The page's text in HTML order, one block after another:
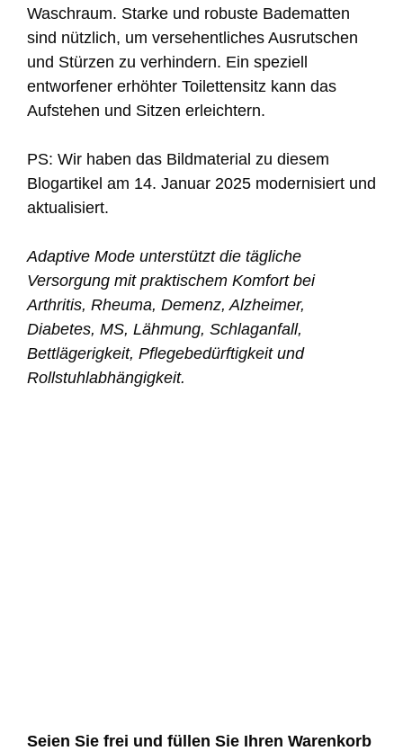
Waschraum. Starke und robuste Badematten
sind nützlich, um versehentliches Ausrutschen
und Stürzen zu verhindern. Ein speziell
entworfener erhöhter Toilettensitz kann das
Aufstehen und Sitzen erleichtern.
PS: Wir haben das Bildmaterial zu diesem
Blogartikel am 14. Januar 2025 modernisiert und
aktualisiert.
Adaptive Mode unterstützt die tägliche
Versorgung mit praktischem Komfort bei
Arthritis, Rheuma, Demenz, Alzheimer,
Diabetes, MS, Lähmung, Schlaganfall,
Bettlägerigkeit, Pflegebedürftigkeit und
Rollstuhlabhängigkeit.
Seien Sie frei und füllen Sie Ihren Warenkorb